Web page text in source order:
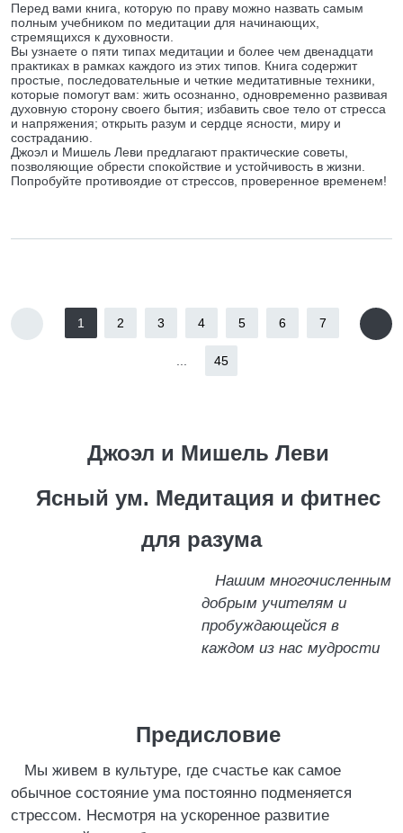
Перед вами книга, которую по праву можно назвать самым
полным учебником по медитации для начинающих,
стремящихся к духовности.
Вы узнаете о пяти типах медитации и более чем двенадцати
практиках в рамках каждого из этих типов. Книга содержит
простые, последовательные и четкие медитативные техники,
которые помогут вам: жить осознанно, одновременно развивая
духовную сторону своего бытия; избавить свое тело от стресса
и напряжения; открыть разум и сердце ясности, миру и
состраданию.
Джоэл и Мишель Леви предлагают практические советы,
позволяющие обрести спокойствие и устойчивость в жизни.
Попробуйте противоядие от стрессов, проверенное временем!
1 2 3 4 5 6 7
45
Джоэл и Мишель Леви
Ясный ум. Медитация и фитнес
для разума
Нашим многочисленным
добрым учителям и
пробуждающейся в
каждом из нас мудрости
Предисловие
Мы живем в культуре, где счастье как самое
обычное состояние ума постоянно подменяется
стрессом. Несмотря на ускоренное развитие